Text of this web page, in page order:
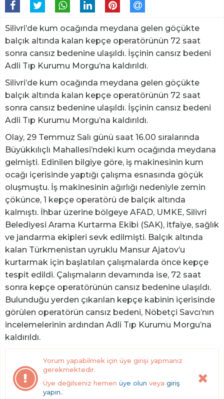
Silivri’de kum ocağında meydana gelen göçükte
balçık altında kalan kepçe operatörünün 72 saat
sonra cansız bedenine ulaşıldı. İşçinin cansız bedeni
Adli Tıp Kurumu Morgu’na kaldırıldı.
Silivri’de kum ocağında meydana gelen göçükte
balçık altında kalan kepçe operatörünün 72 saat
sonra cansız bedenine ulaşıldı. İşçinin cansız bedeni
Adli Tıp Kurumu Morgu’na kaldırıldı.
Olay, 29 Temmuz Salı günü saat 16.00 sıralarında
Büyükkılıçlı Mahallesi’ndeki kum ocağında meydana
gelmişti. Edinilen bilgiye göre, iş makinesinin kum
ocağı içerisinde yaptığı çalışma esnasında göçük
oluşmuştu. İş makinesinin ağırlığı nedeniyle zemin
çökünce, 1 kepçe operatörü de balçık altında
kalmıştı. İhbar üzerine bölgeye AFAD, UMKE, Silivri
Belediyesi Arama Kurtarma Ekibi (SAK), itfaiye, sağlık
ve jandarma ekipleri sevk edilmişti. Balçık altında
kalan Türkmenistan uyruklu Mansur Ajatov’u
kurtarmak için başlatılan çalışmalarda önce kepçe
tespit edildi. Çalışmaların devamında ise, 72 saat
sonra kepçe operatörünün cansız bedenine ulaşıldı.
Bulunduğu yerden çıkarılan kepçe kabinin içerisinde
görülen operatörün cansız bedeni, Nöbetçi Savcı’nın
incelemelerinin ardından Adli Tıp Kurumu Morgu’na
kaldırıldı.
Yorum yapabilmek için üye girişi yapmanız
gerekmektedir.
Üye değilseniz hemen üye olun veya giriş
yapın..